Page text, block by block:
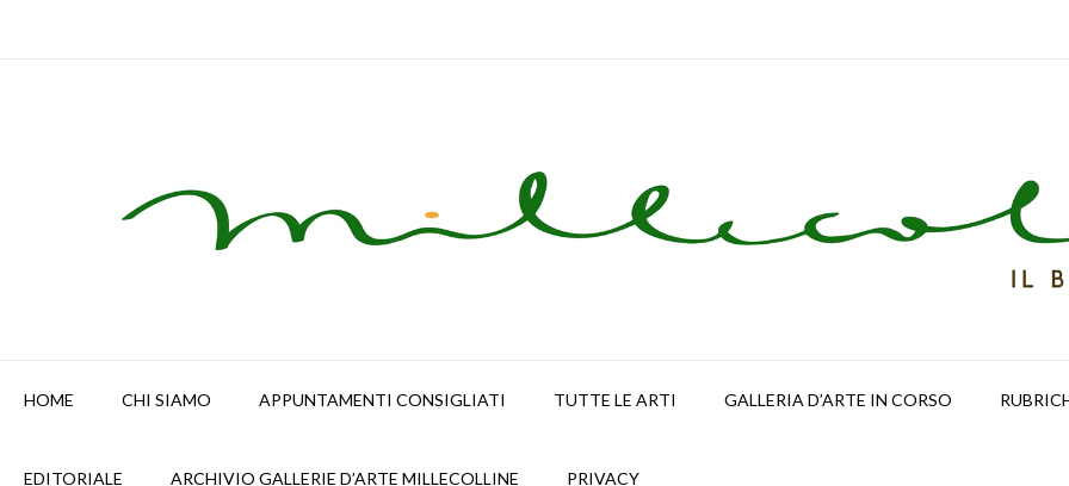
HOME CHI SIAMO APPUNTAMENTI CONSIGLIATI TUTTE LE ARTI GALLERIA D’ARTE IN CORSO
EDITORIALE ARCHIVIO GALLERIE D’ARTE MILLECOLLINE PRIVACY